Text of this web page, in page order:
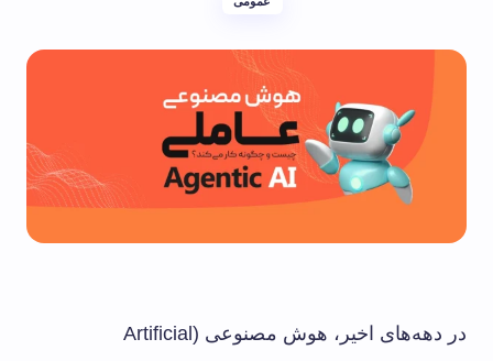
در دهه‌های اخیر، هوش مصنوعی (Artificial